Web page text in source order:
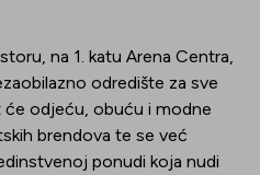
na 1. katu Arena Centra,
odredište za sve
će odjeću, obuću i modne
brendova te se već
ponudi koja nudi